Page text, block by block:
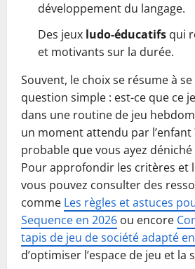
développement du langage.
Des jeux ludo-éducatifs qui
et motivants sur la durée.
Souvent, le choix se résume à
question simple : est-ce que ce
dans une routine de jeu
un moment attendu par l’enfant
probable que vous ayez
Pour approfondir les critères et
vous pouvez consulter des
comme Les règles et astuces
Sequence en 2026 ou encore
tapis de jeu de société adapté
d’optimiser l’espace de jeu et la